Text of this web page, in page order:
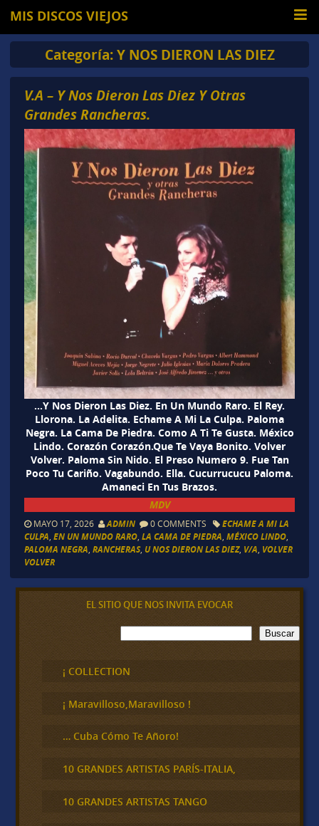
MIS DISCOS VIEJOS
Categoría:Y NOS DIERON LAS DIEZ
V.A – Y Nos Dieron Las Diez Y Otras
Grandes Rancheras.
…Y Nos Dieron Las Diez. En Un Mundo Raro. El Rey.
Llorona. La Adelita. Echame A Mi La Culpa. Paloma
Negra. La Cama De Piedra. Como A Ti Te Gusta. México
Lindo. Corazón Corazón.Que Te Vaya Bonito. Volver
Volver. Paloma Sin Nido. El Preso Numero 9. Fue Tan
Poco Tu Cariño. Vagabundo. Ella. Cucurrucucu Paloma.
Amaneci En Tus Brazos.
MDV
MAYO 17, 2026 ADMIN 0 COMMENTS
ECHAME A MI LA
CULPA EN UN MUNDO RARO, LA CAMA DE PIEDRA MÉXICO LINDO,
PALOMA NEGRA RANCHERAS, U NOS DIERON LAS DIEZ, V/A VOLVER
VOLVER
EL SITIO QUE NOS INVITA EVOCAR
B
u
c
a
Buscar
¡ COLLECTION
¡ Maravilloso,Maravilloso !
… Cuba Cómo Te Añoro!
10 GRANDES ARTISTAS PARÍS-ITALIA,
10 GRANDES ARTISTAS TANGO